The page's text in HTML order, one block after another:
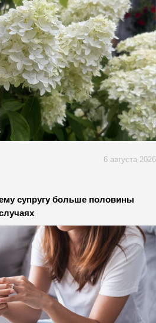
6 августа 2026
супругу больше половины